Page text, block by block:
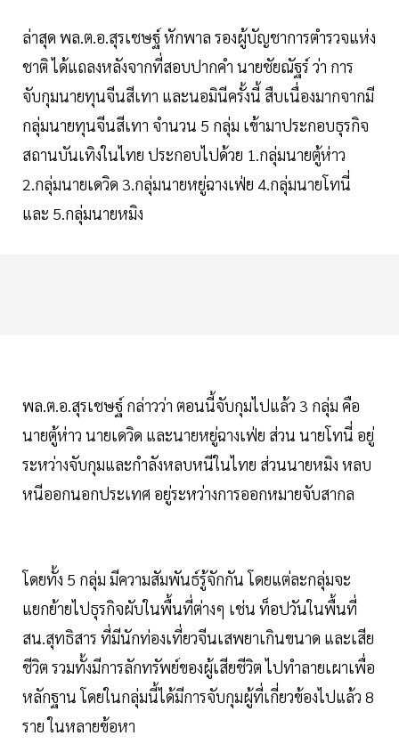
ล่าสุด พล.ต.อ.สุรเชษฐ์ หักพาล รองผู้บัญชาการตำรวจแห่ง
ชาติ ได้แถลงหลังจากที่สอบปากคำ นายชัยณัฐร์ ว่า การ
จับกุมนายทุนจีนสีเทา และนอมินีครั้งนี้ สืบเนื่องมากจากมี
กลุ่มนายทุนจีนสีเทา จำนวน 5 กลุ่ม เข้ามาประกอบธุรกิจ
สถานบันเทิงในไทย ประกอบไปด้วย 1.กลุ่มนายตู้ห่าว
2.กลุ่มนายเดวิด 3.กลุ่มนายหยู่ฉางเฟ่ย 4.กลุ่มนายโทนี่
และ 5.กลุ่มนายหมิง
พล.ต.อ.สุรเชษฐ์ กล่าวว่า ตอนนี้จับกุมไปแล้ว 3 กลุ่ม คือ
นายตู้ห่าว นายเดวิด และนายหยู่ฉางเฟ่ย ส่วน นายโทนี่ อยู่
ระหว่างจับกุมและกำลังหลบหนีในไทย ส่วนนายหมิง หลบ
หนีออกนอกประเทศ อยู่ระหว่างการออกหมายจับสากล
โดยทั้ง 5 กลุ่ม มีความสัมพันธ์รู้จักกัน โดยแต่ละกลุ่มจะ
แยกย้ายไปธุรกิจผับในพื้นที่ต่างๆ เช่น ท็อปวันในพื้นที่
สน.สุทธิสาร ที่มีนักท่องเที่ยวจีนเสพยาเกินขนาด และเสีย
ชีวิต รวมทั้งมีการลักทรัพย์ของผู้เสียชีวิต ไปทำลายเผาเพื่อ
หลักฐาน โดยในกลุ่มนี้ได้มีการจับกุมผู้ที่เกี่ยวข้องไปแล้ว 8
ราย ในหลายข้อหา